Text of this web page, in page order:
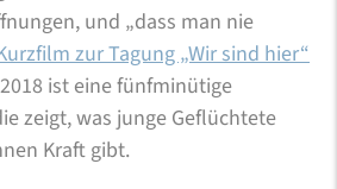
und „dass man nie
zur Tagung „Wir sind hier“
ist eine fünfminütige
zeigt, was junge Geflüchtete
Kraft gibt.